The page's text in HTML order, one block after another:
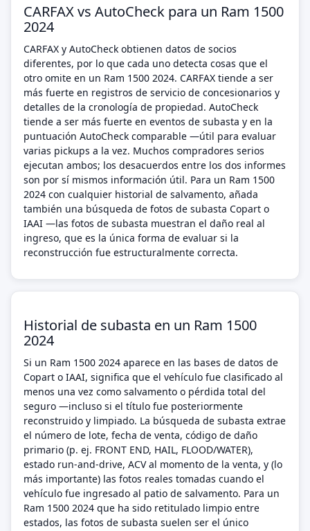
CARFAX vs AutoCheck para un Ram 1500
2024
CARFAX y AutoCheck obtienen datos de socios
diferentes, por lo que cada uno detecta cosas que el
otro omite en un Ram 1500 2024. CARFAX tiende a ser
más fuerte en registros de servicio de concesionarios y
detalles de la cronología de propiedad. AutoCheck
tiende a ser más fuerte en eventos de subasta y en la
puntuación AutoCheck comparable —útil para evaluar
varias pickups a la vez. Muchos compradores serios
ejecutan ambos; los desacuerdos entre los dos informes
son por sí mismos información útil. Para un Ram 1500
2024 con cualquier historial de salvamento, añada
también una búsqueda de fotos de subasta Copart o
IAAI —las fotos de subasta muestran el daño real al
ingreso, que es la única forma de evaluar si la
reconstrucción fue estructuralmente correcta.
Historial de subasta en un Ram 1500
2024
Si un Ram 1500 2024 aparece en las bases de datos de
Copart o IAAI, significa que el vehículo fue clasificado al
menos una vez como salvamento o pérdida total del
seguro —incluso si el título fue posteriormente
reconstruido y limpiado. La búsqueda de subasta extrae
el número de lote, fecha de venta, código de daño
primario (p. ej. FRONT END, HAIL, FLOOD/WATER),
estado run-and-drive, ACV al momento de la venta, y (lo
más importante) las fotos reales tomadas cuando el
vehículo fue ingresado al patio de salvamento. Para un
Ram 1500 2024 que ha sido retitulado limpio entre
estados, las fotos de subasta suelen ser el único